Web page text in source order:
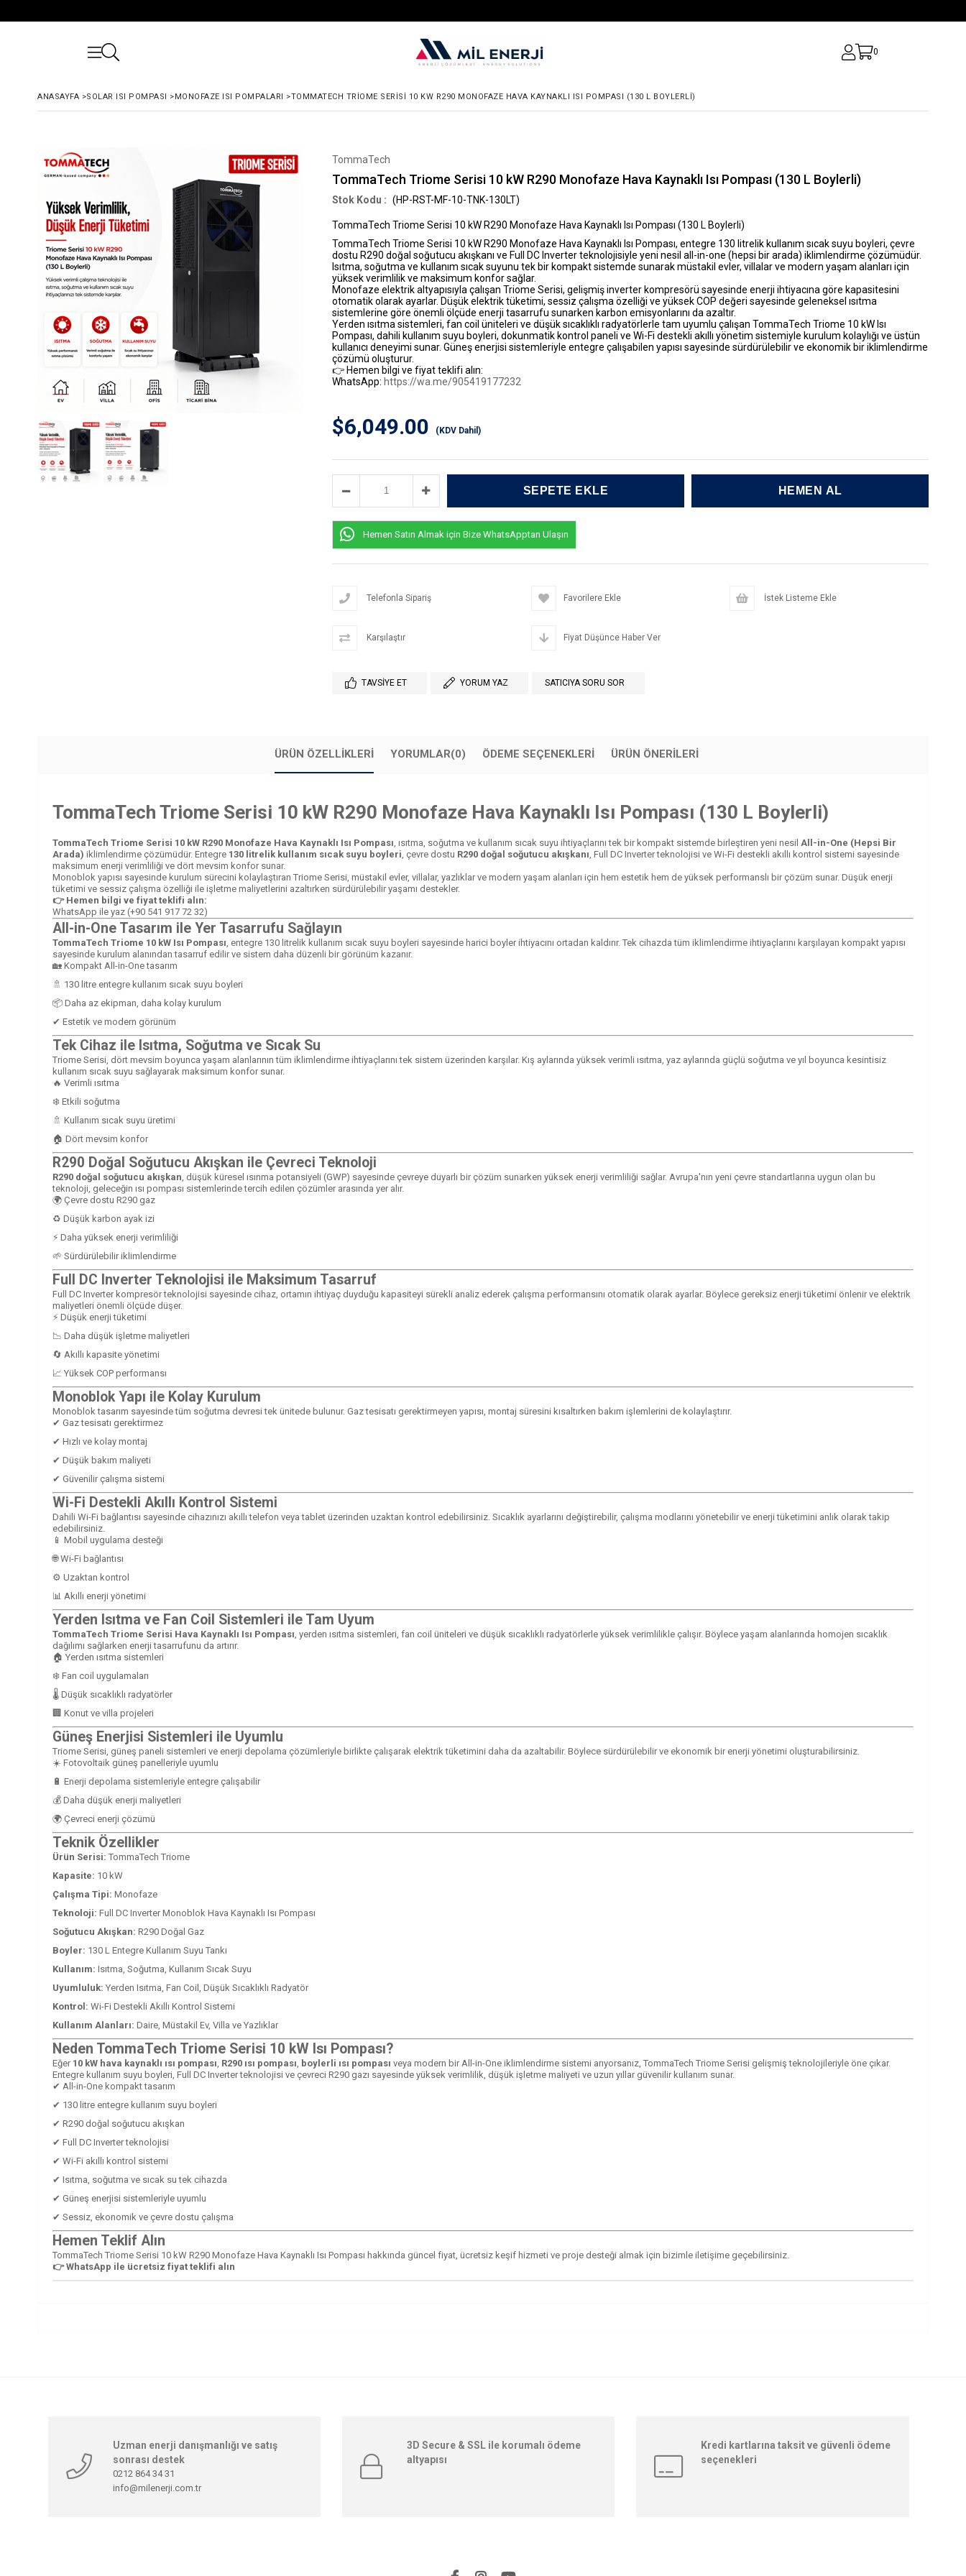
0
ANASAYFA >SOLAR ISI POMPASI >MONOFAZE ISI POMPALARI >TOMMATECH TRIOME SERISI 10 KW R290 MONOFAZE HAVA KAYNAKLI ISI POMPASI (130 L BOYLERLI)
TommaTech
TommaTech Triome Serisi 10 kW R290 Monofaze Hava Kaynaklı Isı Pompası (130 L Boylerli)
(HP-RST-MF-10-TNK-130LT)
TommaTech Triome Serisi 10 kW R290 Monofaze Hava Kaynaklı Isı Pompası (130 L Boylerli)
TommaTech Triome Serisi 10 kW R290 Monofaze Hava Kaynaklı Isı Pompası, entegre 130 litrelik kullanım sıcak suyu boyleri, çevre
dostu R290 doğal soğutucu akışkanı ve Full DC Inverter teknolojisiyle yeni nesil all-in-one (hepsi bir arada) iklimlendirme çözümüdür.
Isıtma, soğutma ve kullanım sıcak suyunu tek bir kompakt sistemde sunarak müstakil evler, villalar ve modern yaşam alanları için
yüksek verimlilik ve maksimum konfor sağlar.
Monofaze elektrik altyapısıyla çalışan Triome Serisi, gelişmiş inverter kompresörü sayesinde enerji ihtiyacına göre kapasitesini
otomatik olarak ayarlar. Düşük elektrik tüketimi, sessiz çalışma özelliği ve yüksek COP değeri sayesinde geleneksel ısıtma
sistemlerine göre önemli ölçüde enerji tasarrufu sunarken karbon emisyonlarını da azaltır.
Yerden ısıtma sistemleri, fan coil üniteleri ve düşük sıcaklıklı radyatörlerle tam uyumlu çalışan TommaTech Triome 10 kW Isı
Pompası, dahili kullanım suyu boyleri, dokunmatik kontrol paneli ve Wi-Fi destekli akıllı yönetim sistemiyle kurulum kolaylığı ve üstün
kullanıcı deneyimi sunar. Güneş enerjisi sistemleriyle entegre çalışabilen yapısı sayesinde sürdürülebilir ve ekonomik bir iklimlendirme
çözümü oluşturur.
👉 Hemen bilgi ve fiyat teklifi alın:
WhatsApp: https://wa.me/905419177232
$6,049.00 (KDV Dahil)
Hemen Satın Almak için Bize WhatsApptan Ulaşın
Telefonla Sipariş Favorilere Ekle İstek Listeme Ekle
Karşılaştır Fiyat Düşünce Haber Ver
TAVSIYE ET YORUM YAZ SATICIYA SORU SOR
ÜRÜN ÖZELLIKLERI YORUMLAR(0) ÖDEME SEÇENEKLERI ÜRÜN ÖNERILERI
TommaTech Triome Serisi 10 kW R290 Monofaze Hava Kaynaklı Isı Pompası (130 L Boylerli)
TommaTech Triome Serisi 10 kW R290 Monofaze Hava Kaynaklı Isı Pompası , ısıtma, soğutma ve kullanım sıcak suyu ihtiyaçlarını tek bir kompakt sistemde birleştiren yeni nesil All-in-One (Hepsi Bir
Arada) iklimlendirme çözümüdür. Entegre 130 litrelik kullanım sıcak suyu boyleri , çevre dostu R290 doğal soğutucu akışkanı , Full DC Inverter teknolojisi ve Wi-Fi destekli akıllı kontrol sistemi sayesinde
maksimum enerji verimliliği ve dört mevsim konfor sunar.
Monoblok yapısı sayesinde kurulum sürecini kolaylaştıran Triome Serisi, müstakil evler, villalar, yazlıklar ve modern yaşam alanları için hem estetik hem de yüksek performanslı bir çözüm sunar. Düşük enerji
tüketimi ve sessiz çalışma özelliği ile işletme maliyetlerini azaltırken sürdürülebilir yaşamı destekler.
👉 Hemen bilgi ve fiyat teklifi alın:
WhatsApp ile yaz (+90 541 917 72 32)
All-in-One Tasarım ile Yer Tasarrufu Sağlayın
TommaTech Triome 10 kW Isı Pompası , entegre 130 litrelik kullanım sıcak suyu boyleri sayesinde harici boyler ihtiyacını ortadan kaldırır. Tek cihazda tüm iklimlendirme ihtiyaçlarını karşılayan kompakt yapısı
sayesinde kurulum alanından tasarruf edilir ve sistem daha düzenli bir görünüm kazanır.
🏡 Kompakt All-in-One tasarım
🚿 130 litre entegre kullanım sıcak suyu boyleri
📦 Daha az ekipman, daha kolay kurulum
✔ Estetik ve modern görünüm
Tek Cihaz ile Isıtma, Soğutma ve Sıcak Su
Triome Serisi, dört mevsim boyunca yaşam alanlarının tüm iklimlendirme ihtiyaçlarını tek sistem üzerinden karşılar. Kış aylarında yüksek verimli ısıtma, yaz aylarında güçlü soğutma ve yıl boyunca kesintisiz
kullanım sıcak suyu sağlayarak maksimum konfor sunar.
🔥 Verimli ısıtma
❄️ Etkili soğutma
🚿 Kullanım sıcak suyu üretimi
🏠 Dört mevsim konfor
R290 Doğal Soğutucu Akışkan ile Çevreci Teknoloji
R290 doğal soğutucu akışkan , düşük küresel ısınma potansiyeli (GWP) sayesinde çevreye duyarlı bir çözüm sunarken yüksek enerji verimliliği sağlar. Avrupa'nın yeni çevre standartlarına uygun olan bu
teknoloji, geleceğin ısı pompası sistemlerinde tercih edilen çözümler arasında yer alır.
🌍 Çevre dostu R290 gaz
♻️ Düşük karbon ayak izi
⚡ Daha yüksek enerji verimliliği
🌱 Sürdürülebilir iklimlendirme
Full DC Inverter Teknolojisi ile Maksimum Tasarruf
Full DC Inverter kompresör teknolojisi sayesinde cihaz, ortamın ihtiyaç duyduğu kapasiteyi sürekli analiz ederek çalışma performansını otomatik olarak ayarlar. Böylece gereksiz enerji tüketimi önlenir ve elektrik
maliyetleri önemli ölçüde düşer.
⚡ Düşük enerji tüketimi
📉 Daha düşük işletme maliyetleri
🔄 Akıllı kapasite yönetimi
📈 Yüksek COP performansı
Monoblok Yapı ile Kolay Kurulum
Monoblok tasarım sayesinde tüm soğutma devresi tek ünitede bulunur. Gaz tesisatı gerektirmeyen yapısı, montaj süresini kısaltırken bakım işlemlerini de kolaylaştırır.
✔ Gaz tesisatı gerektirmez
✔ Hızlı ve kolay montaj
✔ Düşük bakım maliyeti
✔ Güvenilir çalışma sistemi
Wi-Fi Destekli Akıllı Kontrol Sistemi
Dahili Wi-Fi bağlantısı sayesinde cihazınızı akıllı telefon veya tablet üzerinden uzaktan kontrol edebilirsiniz. Sıcaklık ayarlarını değiştirebilir, çalışma modlarını yönetebilir ve enerji tüketimini anlık olarak takip
edebilirsiniz.
📱 Mobil uygulama desteği
🌐 Wi-Fi bağlantısı
⚙️ Uzaktan kontrol
📊 Akıllı enerji yönetimi
Yerden Isıtma ve Fan Coil Sistemleri ile Tam Uyum
TommaTech Triome Serisi Hava Kaynaklı Isı Pompası , yerden ısıtma sistemleri, fan coil üniteleri ve düşük sıcaklıklı radyatörlerle yüksek verimlilikle çalışır. Böylece yaşam alanlarında homojen sıcaklık
dağılımı sağlarken enerji tasarrufunu da artırır.
🏠 Yerden ısıtma sistemleri
❄️ Fan coil uygulamaları
🌡️ Düşük sıcaklıklı radyatörler
🏢 Konut ve villa projeleri
Güneş Enerjisi Sistemleri ile Uyumlu
Triome Serisi, güneş paneli sistemleri ve enerji depolama çözümleriyle birlikte çalışarak elektrik tüketimini daha da azaltabilir. Böylece sürdürülebilir ve ekonomik bir enerji yönetimi oluşturabilirsiniz.
☀️ Fotovoltaik güneş panelleriyle uyumlu
🔋 Enerji depolama sistemleriyle entegre çalışabilir
💰 Daha düşük enerji maliyetleri
🌍 Çevreci enerji çözümü
Teknik Özellikler
Ürün Serisi: TommaTech Triome
Kapasite: 10 kW
Çalışma Tipi: Monofaze
Teknoloji: Full DC Inverter Monoblok Hava Kaynaklı Isı Pompası
Soğutucu Akışkan: R290 Doğal Gaz
Boyler: 130 L Entegre Kullanım Suyu Tankı
Kullanım: Isıtma, Soğutma, Kullanım Sıcak Suyu
Uyumluluk: Yerden Isıtma, Fan Coil, Düşük Sıcaklıklı Radyatör
Kontrol: Wi-Fi Destekli Akıllı Kontrol Sistemi
Kullanım Alanları: Daire, Müstakil Ev, Villa ve Yazlıklar
Neden TommaTech Triome Serisi 10 kW Isı Pompası?
Eğer 10 kW hava kaynaklı ısı pompası R290 ısı pompası boylerli ısı pompası veya modern bir All-in-One iklimlendirme sistemi arıyorsanız, TommaTech Triome Serisi gelişmiş teknolojileriyle öne çıkar.
Entegre kullanım suyu boyleri, Full DC Inverter teknolojisi ve çevreci R290 gazı sayesinde yüksek verimlilik, düşük işletme maliyeti ve uzun yıllar güvenilir kullanım sunar.
✔ All-in-One kompakt tasarım
✔ 130 litre entegre kullanım suyu boyleri
✔ R290 doğal soğutucu akışkan
✔ Full DC Inverter teknolojisi
✔ Wi-Fi akıllı kontrol sistemi
✔ Isıtma, soğutma ve sıcak su tek cihazda
✔ Güneş enerjisi sistemleriyle uyumlu
✔ Sessiz, ekonomik ve çevre dostu çalışma
Hemen Teklif Alın
TommaTech Triome Serisi 10 kW R290 Monofaze Hava Kaynaklı Isı Pompası hakkında güncel fiyat, ücretsiz keşif hizmeti ve proje desteği almak için bizimle iletişime geçebilirsiniz.
👉 WhatsApp ile ücretsiz fiyat teklifi alın
Uzman enerji danışmanlığı ve satış
sonrası destek
0212 864 34 31
info@milenerji.com.tr
3D Secure & SSL ile korumalı ödeme
altyapısı
Kredi kartlarına taksit ve güvenli ödeme
seçenekleri